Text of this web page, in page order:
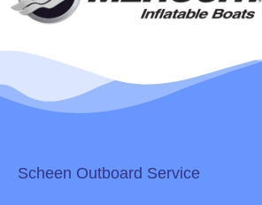
Scheen Outboard Service​